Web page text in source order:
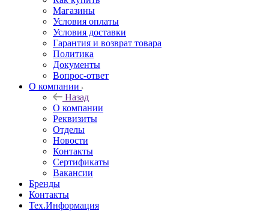
Магазины
Условия оплаты
Условия доставки
Гарантия и возврат товара
Политика
Документы
Вопрос-ответ
О компании
Назад
О компании
Реквизиты
Отделы
Новости
Контакты
Сертификаты
Вакансии
Бренды
Контакты
Тех.Информация